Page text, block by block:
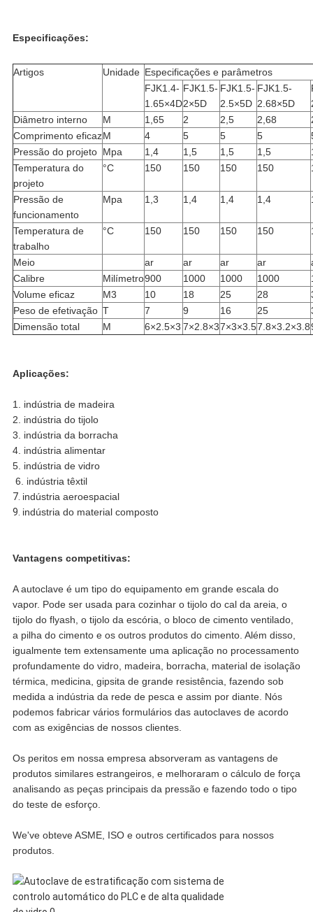
Especificações:
Artigos Unidade Especificações e parâmetros
FJK1.4-
1.65×4D
FJK1.5-
2×5D
FJK1.5-
2.5×5D
FJK1.5-
2.68×5D
Diâmetro interno
M 1,65 2 2,5 2,68
Comprimento eficazM 4 5 5 5
Pressão do projeto Mpa 1,4 1,5 1,5 1,5
Temperatura do
projeto
°C 150 150 150 150
Pressão de
funcionamento
Mpa 1,3 1,4 1,4 1,4
Temperatura de
trabalho
°C 150 150 150 150
Meio ar ar ar ar
Calibre
Milímetro900 1000 1000 1000
Volume eficaz
M3 10 18 25 28
Peso de efetivação T 7 9 16 25
Dimensão total
M 6×2.5×3 7×2.8×37×3×3.57.8×3.2×3.8
Aplicações:
1. indústria de madeira
2. indústria do tijolo
3. indústria da borracha
4. indústria alimentar
5. indústria de vidro
6. indústria têxtil
7. indústria aeroespacial
9. indústria do material composto
Vantagens competitivas:
A autoclave é um tipo do equipamento em grande escala do
vapor. Pode ser usada para cozinhar o tijolo do cal da areia, o
tijolo do flyash, o tijolo da escória, o bloco de cimento ventilado,
a pilha do cimento e os outros produtos do cimento. Além disso,
igualmente tem extensamente uma aplicação no processamento
profundamente do vidro, madeira, borracha, material de isolação
térmica, medicina, gipsita de grande resistência, fazendo sob
medida a indústria da rede de pesca e assim por diante. Nós
podemos fabricar vários formulários das autoclaves de acordo
com as exigências de nossos clientes.
Os peritos em nossa empresa absorveram as vantagens de
produtos similares estrangeiros, e melhoraram o cálculo de força
analisando as peças principais da pressão e fazendo todo o tipo
do teste de esforço.
We've obteve ASME, ISO e outros certificados para nossos
produtos.